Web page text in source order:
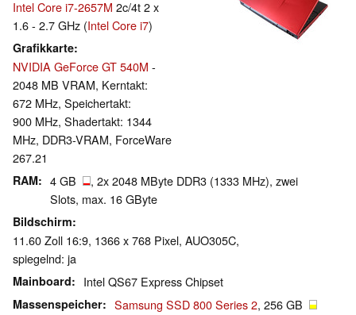
Intel Core i7-2657M 2c/4t 2 x
1.6 - 2.7 GHz (Intel Core i7)
Grafikkarte
NVIDIA GeForce GT 540M -
2048 MB VRAM, Kerntakt:
672 MHz, Speichertakt:
900 MHz, Shadertakt: 1344
MHz, DDR3-VRAM, ForceWare
267.21
RAM 4 GB
, 2x 2048 MByte DDR3 (1333 MHz), zwei
Slots, max. 16 GByte
Bildschirm
11.60 Zoll 16:9, 1366 x 768 Pixel, AUO305C,
spiegelnd: ja
Mainboard Intel QS67 Express Chipset
Massenspeicher Samsung SSD 800 Series 2, 256 GB